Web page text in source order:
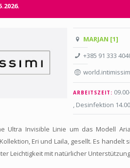
MARJAN [1]
+385 91 333
ARBEITSZEIT:
, Desinfektion
Ultra Invisible Linie um das Modell
Eri und Laila, gesellt. Es handelt
Leichtigkeit mit natürlicher